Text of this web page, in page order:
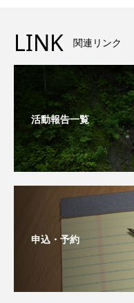
LINK 関連リンク
活動報告一覧
申込・予約